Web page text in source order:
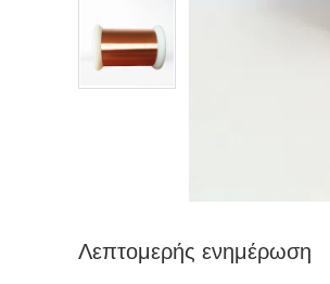
Λεπτομερής ενημέρωση